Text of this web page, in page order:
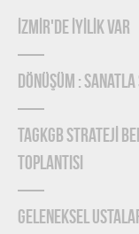
İZMİR'DE İYİLİK VAR
DÖNÜŞÜM :
TAGKGB STRATEJİ
TOPLANTISI
Geleneksel